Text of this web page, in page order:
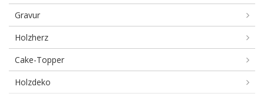
Gravur
Holzherz
Cake-Topper
Holzdeko